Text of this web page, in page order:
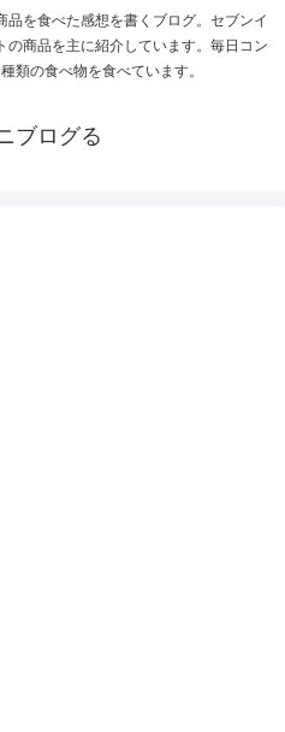
を食べた感想を書くブログ。セブンイ
の商品を主に紹介しています。毎日コン
類の食べ物を食べています。
ブログる